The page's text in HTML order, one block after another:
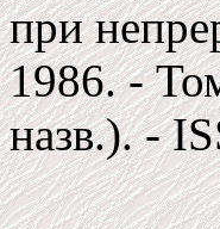
при
1986. -
назв.). -